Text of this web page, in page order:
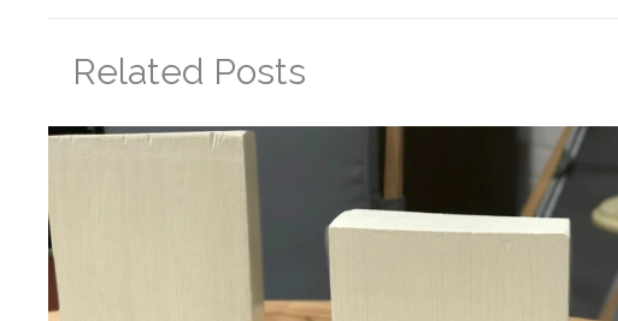
Related Posts